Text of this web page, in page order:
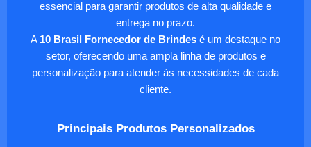
essencial para garantir produtos de alta qualidade e
entrega no prazo.
A 10 Brasil Fornecedor de Brindes é um destaque no
setor, oferecendo uma ampla linha de produtos e
personalização para atender às necessidades de cada
cliente.
Principais Produtos Personalizados